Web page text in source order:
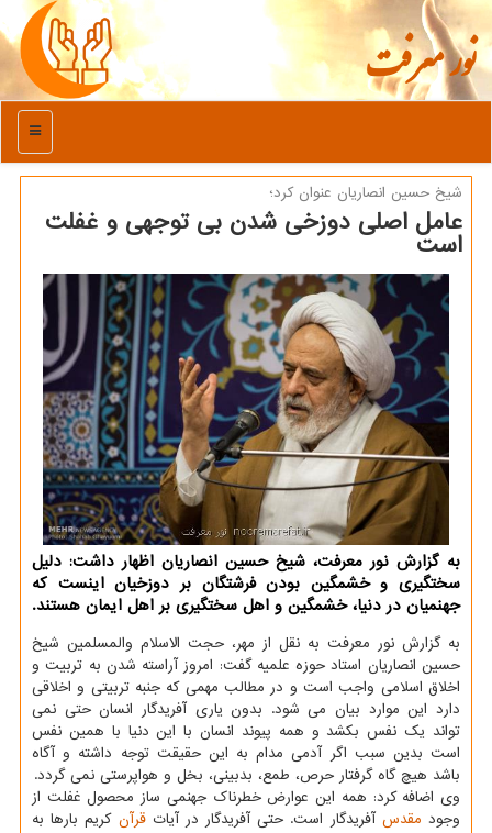
نور معرفت
منو
شیخ حسین انصاریان عنوان كرد؛
عامل اصلی دوزخی شدن بی توجهی و غفلت
است
به گزارش نور معرفت، شیخ حسین انصاریان اظهار داشت: دلیل
سختگیری و خشمگین بودن فرشتگان بر دوزخیان اینست که
جهنمیان در دنیا، خشمگین و اهل سختگیری بر اهل ایمان هستند.
به گزارش نور معرفت به نقل از مهر، حجت الاسلام والمسلمین شیخ
حسین انصاریان استاد حوزه علمیه گفت: امروز آراسته شدن به تربیت و
اخلاق اسلامی واجب است و در مطالب مهمی که جنبه تربیتی و اخلاقی
دارد این موارد بیان می شود. بدون یاری آفریدگار انسان حتی نمی
تواند یک نفس بکشد و همه پیوند انسان با این دنیا با همین نفس
است بدین سبب اگر آدمی مدام به این حقیقت توجه داشته و آگاه
باشد هیچ گاه گرفتار حرص، طمع، بدبینی، بخل و هواپرستی نمی گردد.
وی اضافه کرد: همه این عوارض خطرناک جهنمی ساز محصول غفلت از
وجود مقدس آفریدگار است. حتی آفریدگار در آیاتقرآن کریم بارها به